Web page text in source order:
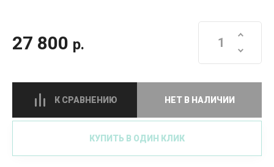
27 800 р.
К СРАВНЕНИЮ НЕТ В НАЛИЧИИ
КУПИТЬ В ОДИН КЛИК